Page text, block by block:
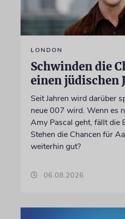
LONDON
Schwinden die
einen jüdischen
Seit Jahren wird darüber
neue 007 wird. Wenn es
Amy Pascal geht, fällt die
Stehen die Chancen für
weiterhin gut?
06.08.2026